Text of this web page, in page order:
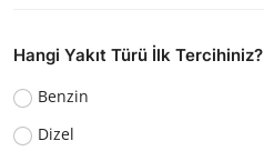
Hangi Yakıt Türü İlk Tercihiniz?
Benzin
Dizel